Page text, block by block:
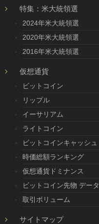
特集：米大統領選
2024年米大統領選
2020年米大統領選
2016年米大統領選
仮想通貨
ビットコイン
リップル
イーサリアム
ライトコイン
ビットコインキャッシュ
時価総額ランキング
仮想通貨ドミナンス
ビットコイン先物 データ
取引ボリューム
サイトマップ